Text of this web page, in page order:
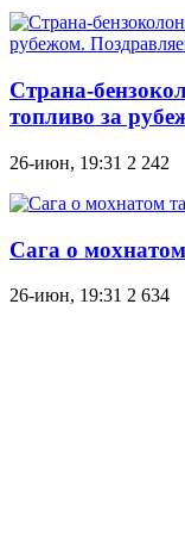
Страна-
топливо за
26-июн, 19:31 2 242
Сага о мохнатом
26-июн, 19:31 2 634